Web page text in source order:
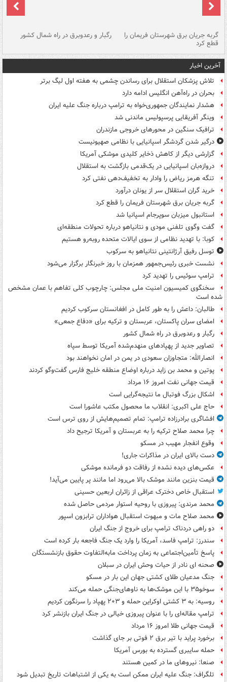
گربه جریان برق شهرستان فریمان را
قطع کرد
رگبار و رعدوبرق در راه شمال کشور
آخرین اخبار
تلاش پزشکان استقلال برای رساندن چشمی به هفته اول لیگ برتر
بحران در راه‌آهن انگلیس ادامه دارد
هشدار نمایندگان جمهوری‌خواه به ترامپ درباره جنگ علیه ایران
وینگر آفریقایی پرسپولیس ماندنی شد
ترافیک سنگین در محورهای خروجی مازندران
درگیر شدن گردشگر اسپانیایی با نظامی صهیونیست
گزارشی دیگر از کاهش ذخایر کلیدی موشکی آمریکا
دروازه‌بان اسپانیایی در یک‌قدمی بازگشت به استقلال
تنگه هرمز ریاض را وادار به تخفیف‌دهی نفتی کرد
خرید گران استقلال سر از یونان درآورد
گربه جریان برق شهرستان فریمان را قطع کرد
استانبول میزبان سوپرجام اسپانیا شد
گفت وگوی تلفنی مودی و نتانیاهو درباره تحولات منطقه‌ای
کوبا: با تهدید نظامی از سوی ایالات متحده روبه‌رو هستیم
توسل رفیق آرژانتینی نتانیاهو به سرکوب
نشست خبری رئیس‌جمهور همزمان با روز خبرنگار برگزار می‌شود
ترامپ سوئیس را تهدید کرد
سخنگوی کمیسیون امنیت ملی مجلس: چارچوب کلی تفاهم با عمان مشخص
شده است
طالبان: داعش را به طور کامل در افغانستان سرکوب کردیم
امضای سران پاکستان، عربستان و ترکیه برای «دفاع جمعی»
رگبار و رعدوبرق در راه شمال کشور
تصاویر جدید از پهپادهای منهدم‌شده آمریکا توسط سپاه
انصارالله: متجاوزان سعودی در یمن در امان نخواهند بود
پوتین و محمد بن زاید درباره اوضاع منطقه خلیج فارس گفت‌وگو کردند
قیمت جهانی نفت امروز ۱۶ مرداد
اشکال بزرگ فوتبال ما نتیجه‌گرایی است
حاج علی اکبری: انقلاب ما محصول مکتب عاشورا است
افشاگری برادرزاده ترامپ: تمام تصمیم‌هایش از روی ترس است
چرا محمد صلاح ترکیه را به عربستان و آمریکا ترجیح داد
وقوع انفجار مهیب در مسکو
دست بالای ایران در مذاکرات جاری!
عکس‌های دیده نشده از رفاقت دو فرمانده‌ موشکی
قیمت بنزین مانند موشک بالا می‌رود اما مانند پر پایین می‌آید!
استقبال خاص دخترک عراقی از زائران اربعین حسینی
محمد مرندی: پیروزی با روحیه استوار مردمی حاصل شده
محمد صلاح مات و مبهوت استقبال هواداران ترابزون اسپور
دو راهی دردناک ترامپ برای خروج از جنگ ایران
سندرز: ترامپ فاسد، آمریکا را وارد یک جنگ فاجعه بار کرده است
پاسخ تأمین‌اجتماعی به زمان پرداخت مابه‌التفاوت حقوق بازنشستگان
صحنه ای نادر از حیات وحش ایران در سبلان
جنگ مدعیان طلای کشتی جهان این بار در مسکو
سوخو۳۵ با این موشک‌ها به ناوهای‌جنگی حمله می‌کند
روسیه: به ۳ کشتی اوکراین حمله و ۲۰۳ پهپاد را سرنگون کردیم
ترامپ مقاله‌ای را با عنوان پیروزی خیالی در جنگ ایران بازنشر کرد
قیمت جهانی طلا امروز ۱۶ مرداد
برخورد پراید با تیر برق ۲ فوتی بر جای گذاشت
حمله سایبری گسترده به بورس آمریکا
صنعا: نیروهای ما در کمین‌ هستند
تلگراف: جنگ علیه ایران ممکن است به یکی از اشتباهات تاریخ تبدیل شود